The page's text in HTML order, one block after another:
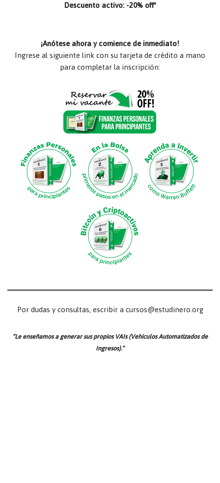
Descuento activo: -20% off*
¡Anótese ahora y comience de inmediato!
Ingrese al siguiente link con su tarjeta de crédito a mano
para completar la inscripción:
Por dudas y consultas, escribir a cursos@estudinero.org
“Le enseñamos a generar sus propios VAIs (Vehículos Automatizados de
Ingresos).”